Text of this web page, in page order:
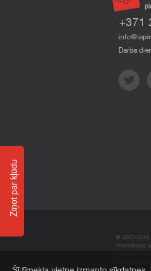
+371
Darba
© 2007–2018
Informācijas
Ziņot par kļūdu